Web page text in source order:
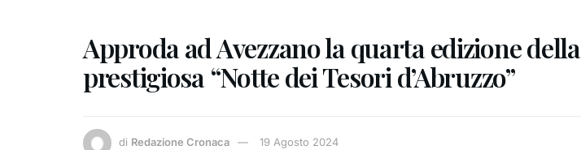
Approda ad Avezzano la quarta edizione della
prestigiosa “Notte dei Tesori d’Abruzzo”
di Redazione Cronaca 19 Agosto 2024